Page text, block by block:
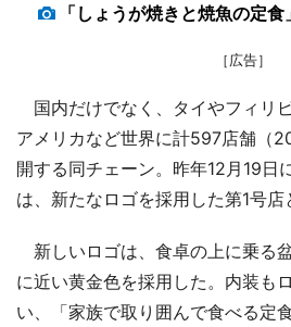
「しょうが焼きと焼魚の定食
［広告］
国内だけでなく、タイやフィリ
アメリカなど世界に計597店舗（
開する同チェーン。昨年12月19日
は、新たなロゴを採用した第1号店
新しいロゴは、食卓の上に乗る
に近い黄金色を採用した。内装も
い、「家族で取り囲んで食べる定